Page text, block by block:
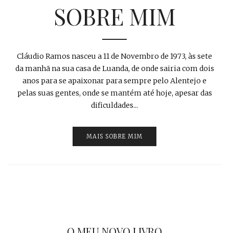
SOBRE MIM
Cláudio Ramos nasceu a 11 de Novembro de 1973, às sete
da manhã na sua casa de Luanda, de onde sairia com dois
anos para se apaixonar para sempre pelo Alentejo e
pelas suas gentes, onde se mantém até hoje, apesar das
dificuldades...
MAIS SOBRE MIM